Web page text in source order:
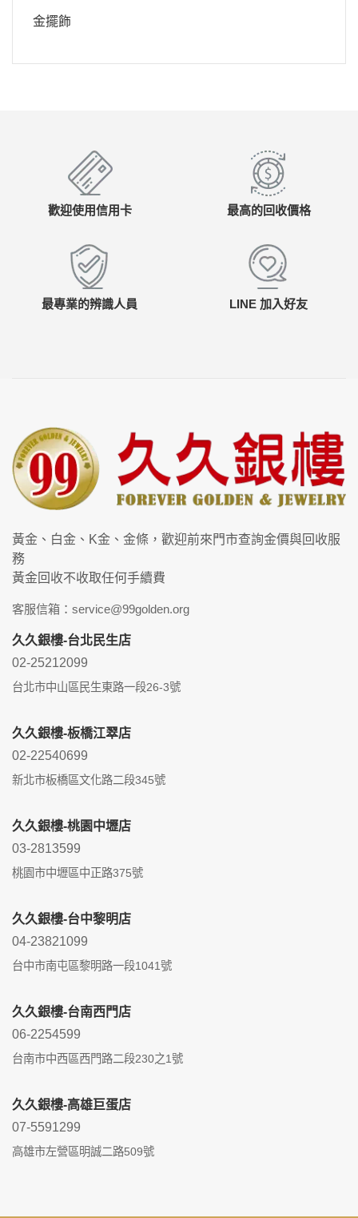
金擺飾
歡迎使用信用卡 最高的回收價格
最專業的辨識人員 LINE 加入好友
黃金、白金、K金、金條，歡迎前來門市查詢金價與回收服
務
黃金回收不收取任何手續費
客服信箱：service@99golden.org
久久銀樓-台北民生店
02-25212099
台北市中山區民生東路一段26-3號
久久銀樓-板橋江翠店
02-22540699
新北市板橋區文化路二段345號
久久銀樓-桃園中壢店
03-2813599
桃園市中壢區中正路375號
久久銀樓-台中黎明店
04-23821099
台中市南屯區黎明路一段1041號
久久銀樓-台南西門店
06-2254599
台南市中西區西門路二段230之1號
久久銀樓-高雄巨蛋店
07-5591299
高雄市左營區明誠二路509號